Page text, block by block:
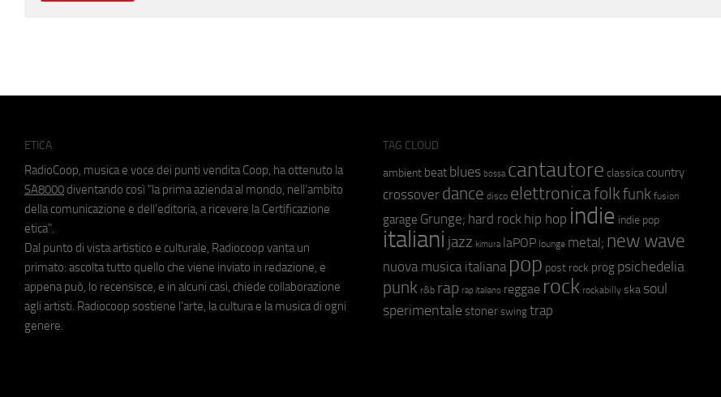
ETICA
RadioCoop, musica e voce dei punti vendita Coop, ha ottenuto la
SA8000 diventando così "la prima azienda al mondo, nell'ambito
della comunicazione e dell'editoria, a ricevere la Certificazione
etica".
Dal punto di vista artistico e culturale, Radiocoop vanta un
primato: ascolta tutto quello che viene inviato in redazione, e
appena può, lo recensisce, e in alcuni casi, chiede collaborazione
agli artisti. Radiocoop sostiene l'arte, la cultura e la musica di ogni
genere.
TAG CLOUD
ambient beat blues bossa cantautore classica country
crossover dance disco elettronicafolkfunk fusion
garage Grunge; hard rock hip hop indie indie pop
italiani jazz kimura laPOP lounge metal; new wave
nuova musica italiana pop post rock prog psichedelia
punk r&b rap rap italiano reggae rock rockabilly ska soul
sperimentale stoner swing trap